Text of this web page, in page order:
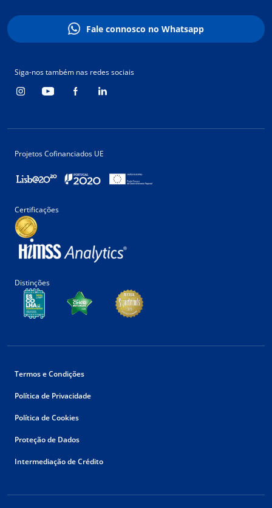
Fale connosco no Whatsapp
Siga-nos também nas redes sociais
Projetos Cofinanciados UE
Certificações
Distinções
Termos e Condições
Política de Privacidade
Política de Cookies
Proteção de Dados
Intermediação de Crédito